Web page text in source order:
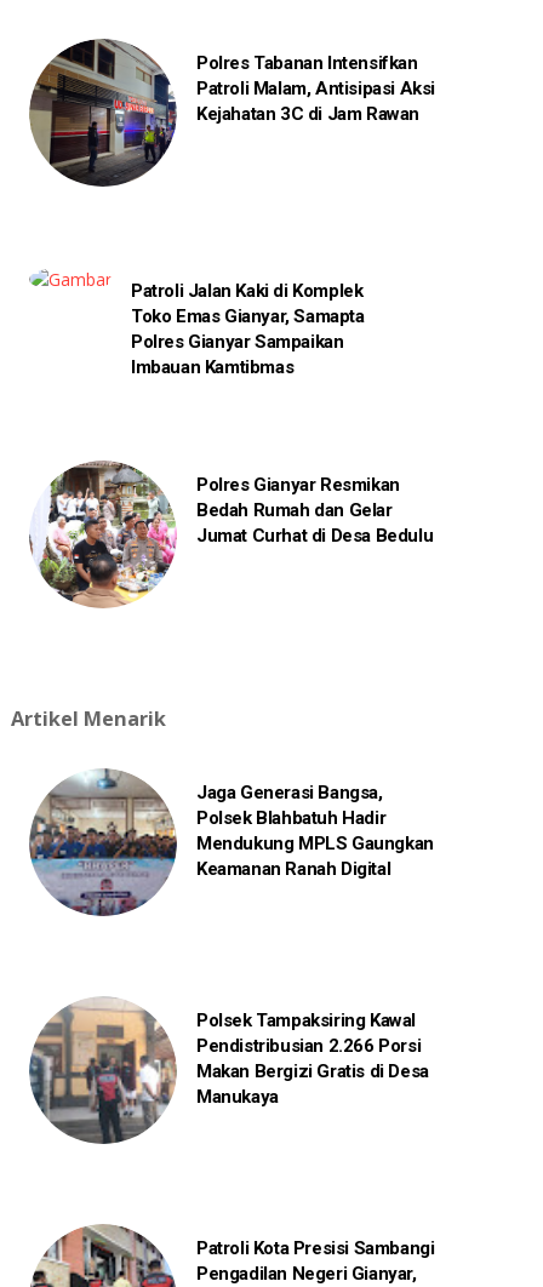
Polres Tabanan Intensifkan
Patroli Malam, Antisipasi Aksi
Kejahatan 3C di Jam Rawan
Patroli Jalan Kaki di Komplek
Toko Emas Gianyar, Samapta
Polres Gianyar Sampaikan
Imbauan Kamtibmas
Polres Gianyar Resmikan
Bedah Rumah dan Gelar
Jumat Curhat di Desa Bedulu
Artikel Menarik
Jaga Generasi Bangsa,
Polsek Blahbatuh Hadir
Mendukung MPLS Gaungkan
Keamanan Ranah Digital
Polsek Tampaksiring Kawal
Pendistribusian 2.266 Porsi
Makan Bergizi Gratis di Desa
Manukaya
Patroli Kota Presisi Sambangi
Pengadilan Negeri Gianyar,